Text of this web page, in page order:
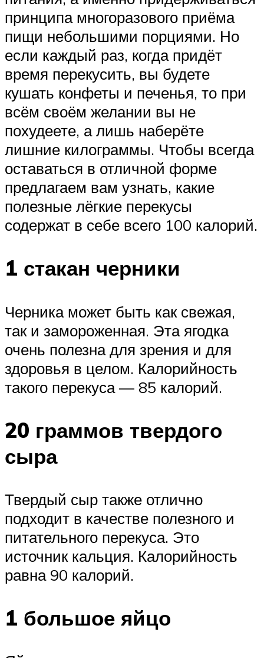
принципа многоразового приёма
пищи небольшими порциями. Но
если каждый раз, когда придёт
время перекусить, вы будете
кушать конфеты и печенья, то при
всём своём желании вы не
похудеете, а лишь наберёте
лишние килограммы. Чтобы всегда
оставаться в отличной форме
предлагаем вам узнать, какие
полезные лёгкие перекусы
содержат в себе всего 100 калорий.
1 стакан черники
Черника может быть как свежая,
так и замороженная. Эта ягодка
очень полезна для зрения и для
здоровья в целом. Калорийность
такого перекуса — 85 калорий.
20 граммов твердого
сыра
Твердый сыр также отлично
подходит в качестве полезного и
питательного перекуса. Это
источник кальция. Калорийность
равна 90 калорий.
1 большое яйцо